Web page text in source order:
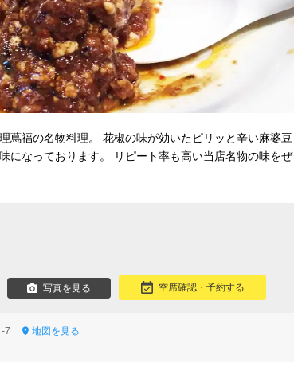
蔦福の名物料理。 花椒の味が効いたピリッと辛い麻婆豆
になっております。 リピート率も高い当店名物の味をぜ
写真を見る 空席確認・予約する
1-7
地図を見る